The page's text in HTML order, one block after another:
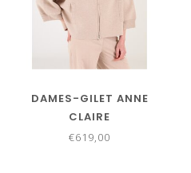
DAMES-GILET ANNE
CLAIRE
€619,00